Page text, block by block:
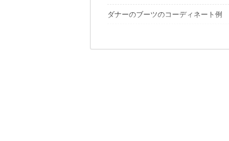
超定番〈ポートランドセレクト〉モデ
ビジネススタイルにも映える〈クラ
本物を追求した〈ミリタリー〉モデル
ダナーのブーツのコーディネート例
レディース
アウトドアブーツの定番を履きこな